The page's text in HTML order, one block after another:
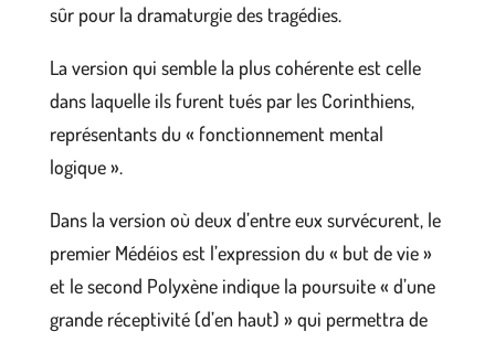
sûr pour la dramaturgie des tragédies.
La version qui semble la plus cohérente est celle
dans laquelle ils furent tués par les Corinthiens,
représentants du « fonctionnement mental
logique ».
Dans la version où deux d’entre eux survécurent, le
premier Médéios est l’expression du « but de vie »
et le second Polyxène indique la poursuite « d’une
grande réceptivité (d’en haut) » qui permettra de